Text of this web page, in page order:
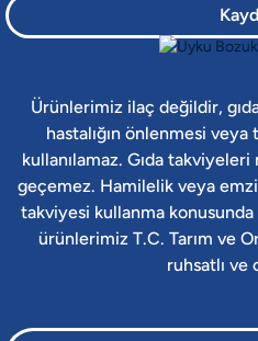
Ürünlerimiz ilaç değildir,
hastalığın önlenmesi
kullanılamaz. Gıda
geçemez. Hamilelik veya
takviyesi kullanma konusunda
ürünlerimiz T.C. Tarım ve
ruhsatlı ve